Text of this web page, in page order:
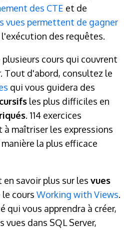
des CTE et de
vues permettent de gagner
des requêtes.
plusieurs cours qui couvrent
Tout d'abord, consultez le
qui vous guidera des
les plus difficiles en
. 114 exercices
maîtriser les expressions
la plus efficace
savoir plus sur les vues
le cours Working with Views.
qui vous apprendra à créer,
dans SQL Server,